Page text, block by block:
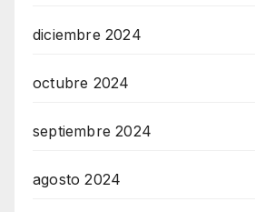
diciembre 2024
octubre 2024
septiembre 2024
agosto 2024